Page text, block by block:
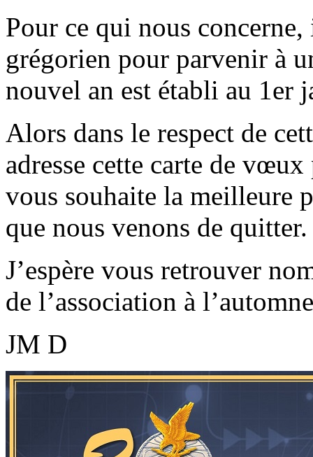
Pour ce qui nous
grégorien pour parvenir à
nouvel an est établi au 1er
Alors dans le respect de
adresse cette carte de
vous souhaite la meilleure
que nous venons de quitter.
J’espère vous retrouver
de l’association à
JM D